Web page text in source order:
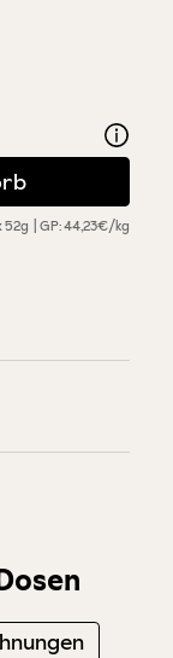
52g GP: 44,23€/kg
ein oder benutze